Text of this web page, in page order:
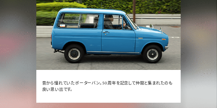
昔から憧れていたポーターバン。50周年を記念して仲間と集まれたのも
良い思い出です。